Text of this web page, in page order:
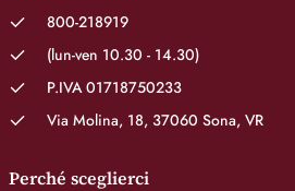
800-218919
(lun-ven 10.30 - 14.30)
P.IVA 01718750233
Via Molina, 18, 37060 Sona, VR
Perché sceglierci